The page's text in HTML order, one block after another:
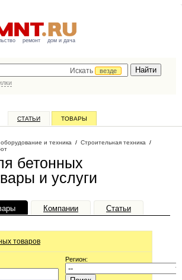
ремонт дом и дача
Искать
везде
СТАТЬИ ТОВАРЫ
и техника / Строительная техника /
бетонных
и услуги
Компании Статьи
товаров
Регион: